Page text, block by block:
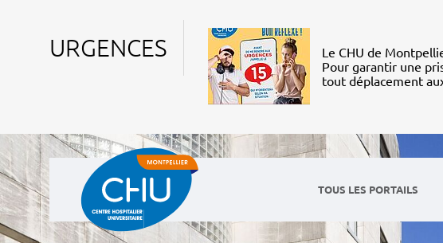
URGENCES
Le CHU de
Pour garantir une
tout déplacement
TOUS LES PORTAILS